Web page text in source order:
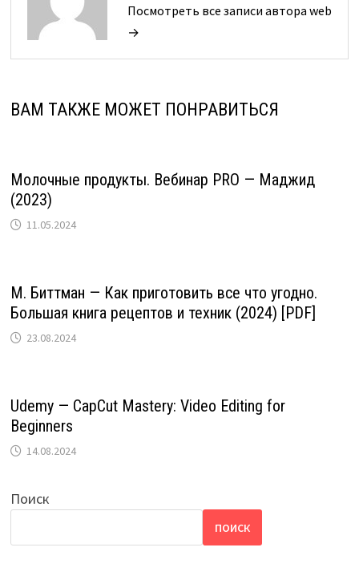
Посмотреть все записи автора web
→
ВАМ ТАКЖЕ МОЖЕТ ПОНРАВИТЬСЯ
Молочные продукты. Вебинар PRO — Маджид
(2023)
11.05.2024
М. Биттман — Как приготовить все что угодно.
Большая книга рецептов и техник (2024) [PDF]
23.08.2024
Udemy — CapCut Mastery: Video Editing for
Beginners
14.08.2024
Поиск
ПОИСК